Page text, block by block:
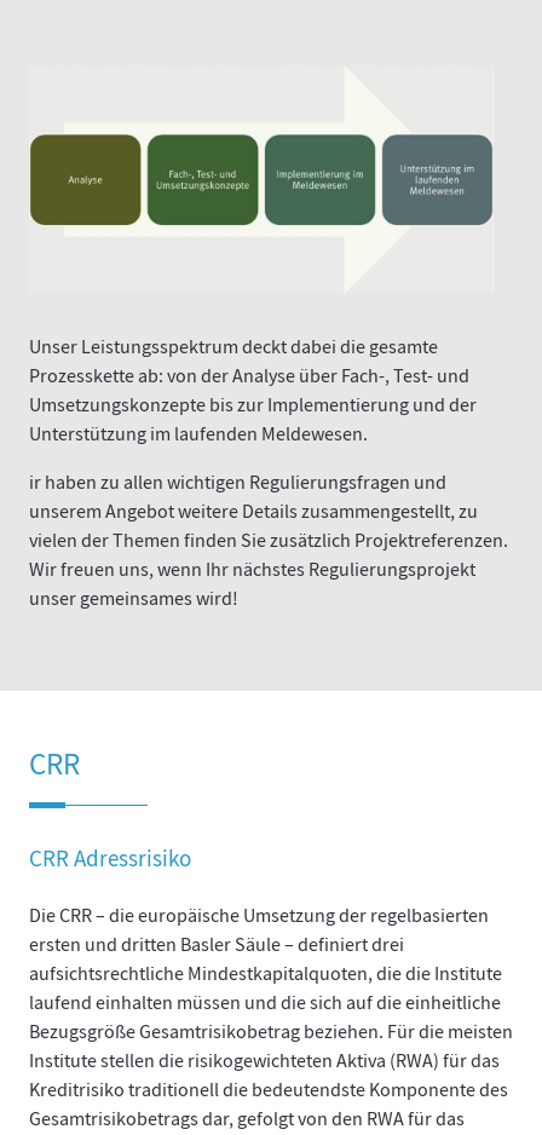
Unser Leistungsspektrum deckt dabei die gesamte
Prozesskette ab: von der Analyse über Fach-, Test- und
Umsetzungskonzepte bis zur Implementierung und der
Unterstützung im laufenden Meldewesen.
ir haben zu allen wichtigen Regulierungsfragen und
unserem Angebot weitere Details zusammengestellt, zu
vielen der Themen finden Sie zusätzlich Projektreferenzen.
Wir freuen uns, wenn Ihr nächstes Regulierungsprojekt
unser gemeinsames wird!
CRR
CRR Adressrisiko
Die CRR – die europäische Umsetzung der regelbasierten
ersten und dritten Basler Säule – definiert drei
aufsichtsrechtliche Mindestkapitalquoten, die die Institute
laufend einhalten müssen und die sich auf die einheitliche
Bezugsgröße Gesamtrisikobetrag beziehen. Für die meisten
Institute stellen die risikogewichteten Aktiva (RWA) für das
Kreditrisiko traditionell die bedeutendste Komponente des
Gesamtrisikobetrags dar, gefolgt von den RWA für das